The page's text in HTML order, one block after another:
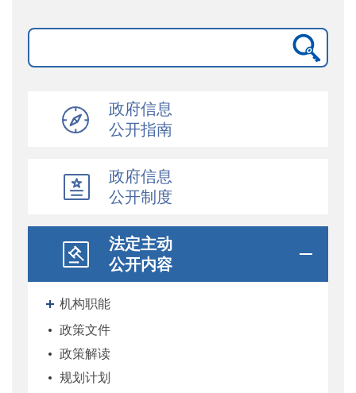
政府信息
公开指南
政府信息
公开制度
法定主动
公开内容
机构职能
政策文件
政策解读
规划计划